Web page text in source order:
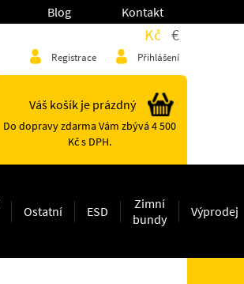
Blog Kontakt
Kč €
Registrace Přihlášení
Váš košík je prázdný
Do dopravy zdarma Vám zbývá 4 500
Kč s DPH.
Ostatní ESD
Zimní
bundy
Výprodej